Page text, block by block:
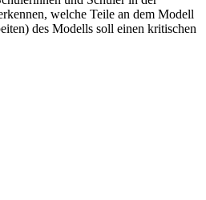
welche Teile an dem Modell
des Modells soll einen kritischen